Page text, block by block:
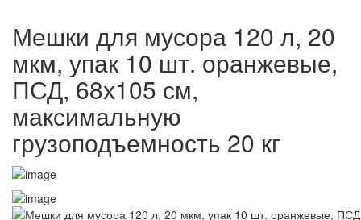
Мешки для мусора 120 л, 20
мкм, упак 10 шт. оранжевые,
ПСД, 68х105 см,
максимальную
грузоподъемность 20 кг